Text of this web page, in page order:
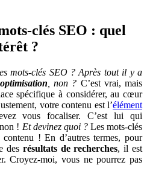
clés SEO : quel
?
mots-clés SEO ? Après tout il y a
optimisation , non ? C’est vrai, mais
spécifique à considérer, au cœur
votre contenu est l’élément
vous focaliser. C’est lui qui
! Et devinez quoi ?Les mots-clés
! En d’autres termes, pour
des résultats de recherches, il est
Croyez-moi, vous ne pourrez pas